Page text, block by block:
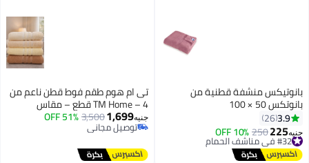
11
بانوتيكس منشفة قطنية من
بانوتكس 50 × 100
3.9
26
جنيه225
250
10% OFF #32 في مناشف الحمام
توصيل مجاني
#32 في مناشف الحمام
تى ام هوم طقم فوط قطن ناعم من
TM Home – 4 قطع – مقاس
60×120سم – ألوان راقية ولمسة
فندقية مميزة
جنيه1,699
3,500
51% OFF
توصيل مجاني
توصيل مجاني